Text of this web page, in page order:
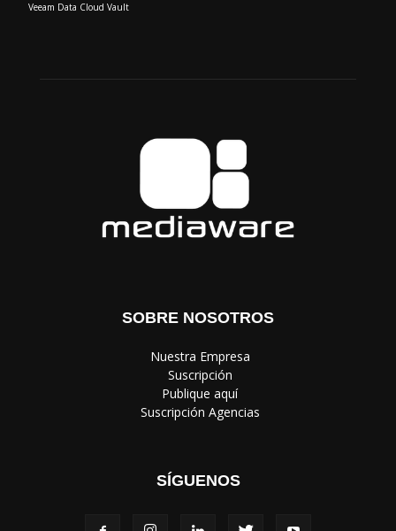
Veeam Data Cloud Vault
SOBRE NOSOTROS
‎ Nuestra Empresa
‎ Suscripción
‎ Publique aquí
‎ Suscripción Agencias
SÍGUENOS